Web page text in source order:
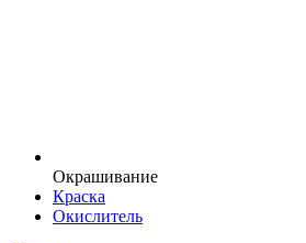
Окрашивание
Краска
Окислитель